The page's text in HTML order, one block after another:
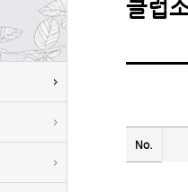
클럽
No.